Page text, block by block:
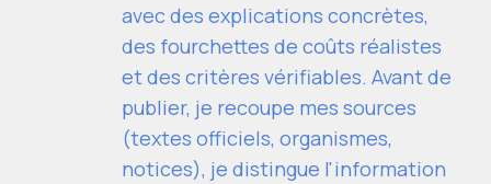
avec des explications concrètes,
des fourchettes de coûts réalistes
et des critères vérifiables. Avant de
publier, je recoupe mes sources
(textes officiels, organismes,
notices), je distingue l'information